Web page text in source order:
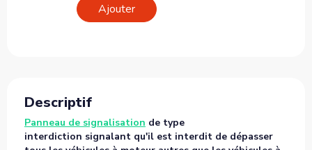
Ajouter
Descriptif
Panneau de signalisation de type
interdiction signalant qu'il est interdit de dépasser